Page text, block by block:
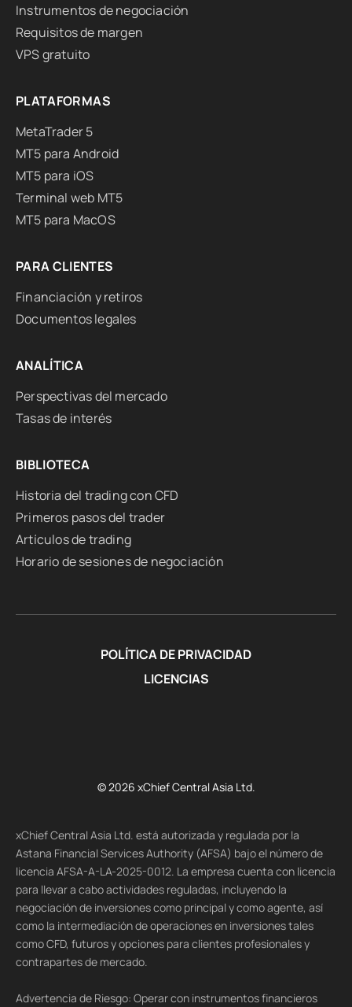
Instrumentos de negociación
Requisitos de margen
VPS gratuito
PLATAFORMAS
MetaTrader 5
MT5 para Android
MT5 para iOS
Terminal web MT5
MT5 para MacOS
PARA CLIENTES
Financiación y retiros
Documentos legales
ANALÍTICA
Perspectivas del mercado
Tasas de interés
BIBLIOTECA
Historia del trading con CFD
Primeros pasos del trader
Artículos de trading
Horario de sesiones de negociación
POLÍTICA DE PRIVACIDAD
LICENCIAS
© 2026 xChief Central Asia Ltd.
xChief Central Asia Ltd. está autorizada y regulada por la
Astana Financial Services Authority (AFSA) bajo el número de
licencia AFSA-A-LA-2025-0012. La empresa cuenta con licencia
para llevar a cabo actividades reguladas, incluyendo la
negociación de inversiones como principal y como agente, así
como la intermediación de operaciones en inversiones tales
como CFD, futuros y opciones para clientes profesionales y
contrapartes de mercado.
Advertencia de Riesgo: Operar con instrumentos financieros